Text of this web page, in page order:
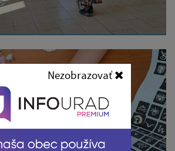
Nezobrazovať